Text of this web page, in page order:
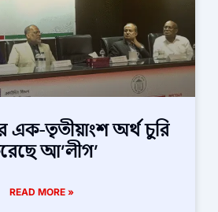
এক-তৃতীয়াংশ অর্থ চুরি
আ’লীগ’
READ MORE »